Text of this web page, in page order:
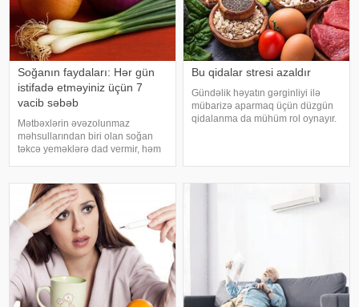
Soğanın faydaları: Hər gün
istifadə etməyiniz üçün 7
vacib səbəb
Mətbəxlərin əvəzolunmaz
məhsullarından biri olan soğan
təkcə yeməklərə dad vermir, həm
tərkibindəki vitaminlər, minerallar
və antioksidantlar sayəsində soğa
Bu qidalar stresi azaldır
Gündəlik həyatın gərginliyi ilə
mübarizə aparmaq üçün düzgün
qidalanma da mühüm rol oynayır.
təsirlərini azaltmağa kömək edə
bilər